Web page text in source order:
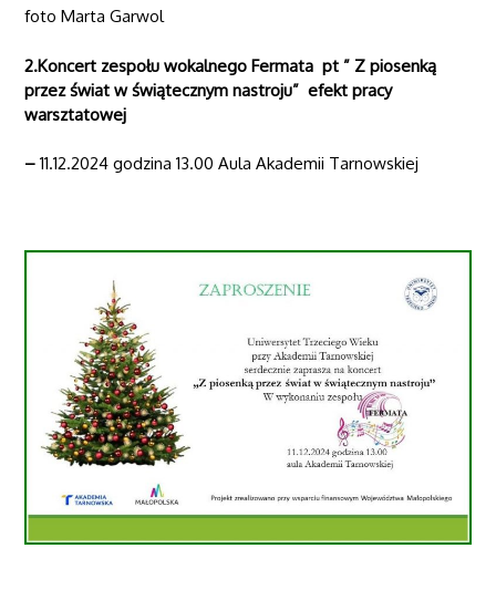
foto Marta Garwol
2.Koncert zespołu wokalnego Fermata pt ” Z piosenką
przez świat w świątecznym nastroju” efekt pracy
warsztatowej
–11.12.2024 godzina 13.00 Aula Akademii Tarnowskiej